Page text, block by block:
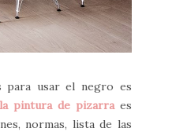
para usar el negro es
pintura de pizarraes
normas, lista de las